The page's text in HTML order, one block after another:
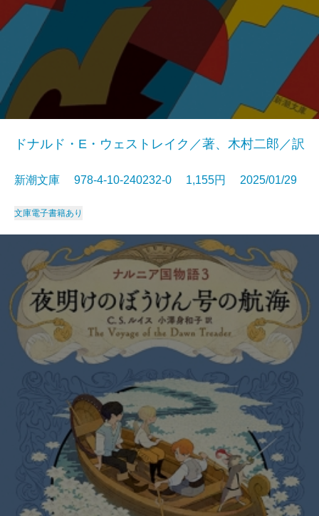
ドナルド・E・ウェストレイク／著、木村二郎／訳
新潮文庫 978-4-10-240232-0 1,155円 2025/01/29
文庫電子書籍あり